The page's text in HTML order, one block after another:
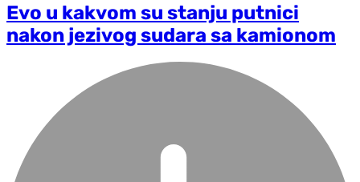
Evo u kakvom su stanju putnici
nakon jezivog sudara sa kamionom